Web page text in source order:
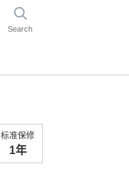
Search
标准保修
1年